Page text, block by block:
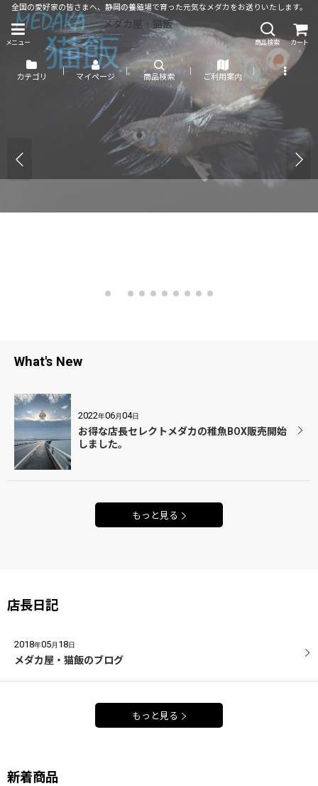
全国の愛好家の皆さまへ、静岡の養殖場で育った元気なメダカをお送りいたします。
メニュー
メダカ屋・猫飯
商品検索 カート
カテゴリ マイページ 商品検索 ご利用案内
What's New
2022年06月04日
お得な店長セレクトメダカの稚魚BOX販売開始
しました。
もっと見る
店長日記
2018年05月 18日
メダカ屋・猫飯のブログ
もっと見る
新着商品